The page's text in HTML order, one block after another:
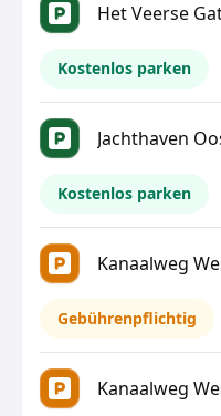
Het Veerse
Kostenlos parken
Jachthaven
Kostenlos parken
Kanaalweg
Gebührenpflichtig
Kanaalweg